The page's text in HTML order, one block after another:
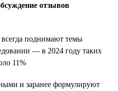
отзывов
всегда поднимают темы
— в 2024 году таких
11%
и заранее формулируют